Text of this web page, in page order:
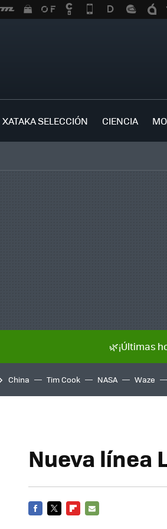
XATAKA SELECCIÓN CIENCIA
🌿¡Últimas
China Tim Cook NASA Waze
Nueva línea